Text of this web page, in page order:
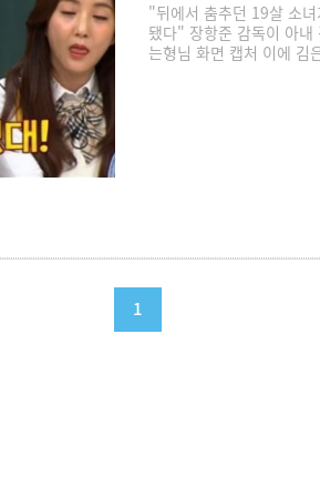
"뒤에서 춤추던 19살 소
됐다" 장항준 감독이 아
는형님 화면 캡처 이에 김
1